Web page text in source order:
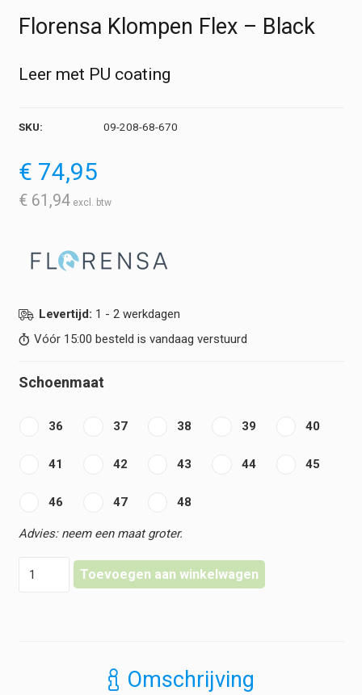
Florensa Klompen Flex – Black
Leer met PU coating
SKU: 09-208-68-670
€ 74,95
€ 61,94
Levertijd: 1 - 2 werkdagen
Vóór 15:00 besteld is vandaag verstuurd
Schoenmaat
36 37 38 39 40
41 42 43 44 45
46 47 48
Klompen
Toevoegen aan winkelwagen
Omschrijving